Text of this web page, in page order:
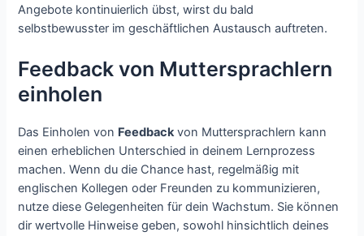
Angebote kontinuierlich übst, wirst du bald
selbstbewusster im geschäftlichen Austausch auftreten.
Feedback von Muttersprachlern
einholen
Das Einholen von Feedbackvon Muttersprachlern kann
einen erheblichen Unterschied in deinem Lernprozess
machen. Wenn du die Chance hast, regelmäßig mit
englischen Kollegen oder Freunden zu kommunizieren,
nutze diese Gelegenheiten für dein Wachstum. Sie können
dir wertvolle Hinweise geben, sowohl hinsichtlich deines